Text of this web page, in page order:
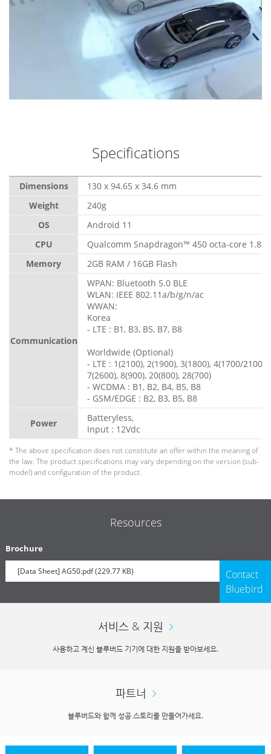
Specifications
Dimensions
130 x 94.65 x 34.6 mm
Weight
240g
OS
Android 11
CPU
Qualcomm Snapdragon™ 450 octa-core
Memory
2GB RAM / 16GB Flash
Communication
WPAN: Bluetooth 5.0 BLE
WLAN: IEEE 802.11a/b/g/n/ac
WWAN:
Korea
- LTE : B1, B3, B5, B7, B8
Worldwide (Optional)
- LTE : 1(2100), 2(1900), 3(1800), 4(1700/2100),
7(2600), 8(900), 20(800), 28(700)
- WCDMA : B1, B2, B4, B5, B8
- GSM/EDGE : B2, B3, B5, B8
Power
Batteryless,
Input : 12Vdc
* The above specification does not constitute an offer within the meaning of
the law. The product specifications may vary depending on the version (sub-
model) and configuration of the product.
Resources
Brochure
[Data Sheet] AG50.pdf (229.77 KB)
Contact
Bluebird
서비스 & 지원
사용하고 계신 블루버드 기기에 대한 지원을 받아보세요.
파트너
블루버드와 함께 성공 스토리를 만들어가세요.